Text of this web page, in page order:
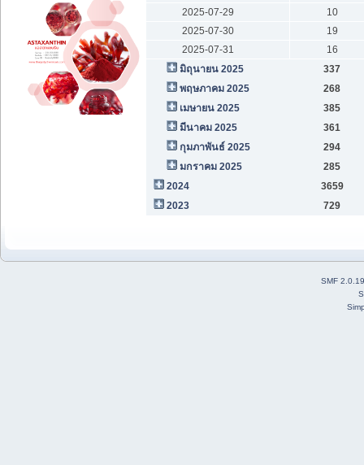
2025-07-29
10
2025-07-30
19
2025-07-31
16
มิถุนายน 2025
337
พฤษภาคม 2025
268
เมษายน 2025
385
มีนาคม 2025
361
กุมภาพันธ์ 2025
294
มกราคม 2025
285
2024
3659
2023
729
SMF 2.0.19